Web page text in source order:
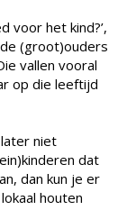
voor het kind?’,
(groot)ouders
vallen vooral
op die leeftijd
niet
dat
dan kun je er
houten